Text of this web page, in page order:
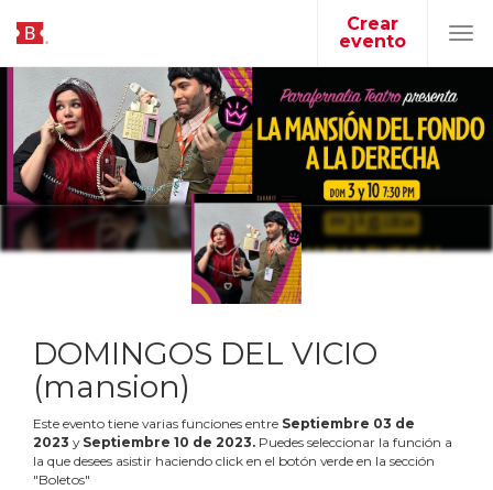
Crear
evento
DOMINGOS DEL VICIO
(mansion)
Este evento tiene varias funciones entre Septiembre 03 de
2023 y Septiembre 10 de 2023. Puedes seleccionar la función a
la que desees asistir haciendo click en el botón verde en la sección
"Boletos"